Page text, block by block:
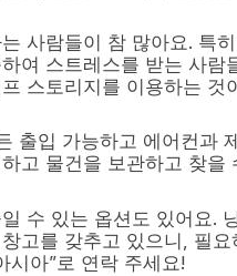
사람들이 참 많아요. 특
여 스트레스를 받는 사람
스토리지를 이용하는 것
출입 가능하고 에어컨과
고 물건을 보관하고 찾을
수 있는 옵션도 있어요.
고를 갖추고 있으니, 필
시아”로 연락 주세요!